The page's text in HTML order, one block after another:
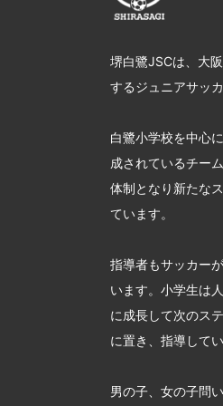
堺白鷺JSCは、大
するジュニアサッ
白鷺小学校を中心
成されているチー
体制となり新たな
ています。
指導者もサッカー
います。小学生は
に成長して次のス
に置き、指導してい
男の子、女の子問